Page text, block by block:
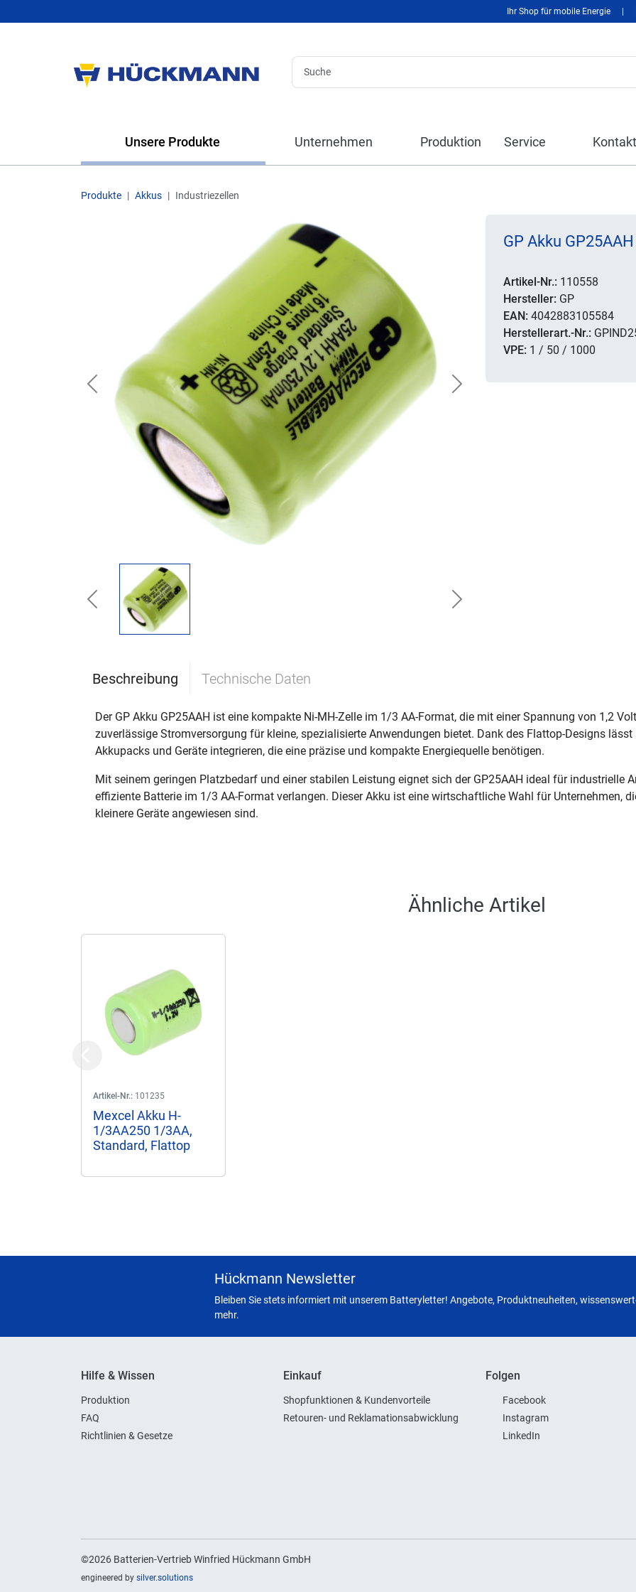
Ihr Shop für mobile Energie
Unsere Produkte Unternehmen Produktion Service Kontakt
Produkte Akkus Industriezellen
Previous Next
Previous Next
GP Akku
Artikel-Nr.: 110558
Hersteller: GP
EAN: 4042883105584
Herstellerart.-Nr.:
VPE: 1 / 50 / 1000
Beschreibung Technische Daten
Der GP Akku GP25AAH ist eine kompakte Ni-MH-Zelle im 1/3 AA-Format, die mit einer Spannung von 1,2
zuverlässige Stromversorgung für kleine, spezialisierte Anwendungen bietet. Dank des Flattop-Designs
Akkupacks und Geräte integrieren, die eine präzise und kompakte Energiequelle benötigen.
Mit seinem geringen Platzbedarf und einer stabilen Leistung eignet sich der GP25AAH ideal für industrielle
effiziente Batterie im 1/3 AA-Format verlangen. Dieser Akku ist eine wirtschaftliche Wahl für Unternehmen,
kleinere Geräte angewiesen sind.
Ähnliche Artikel
Artikel-Nr.: 101235
Mexcel Akku H-
1/3AA250 1/3AA,
Standard, Flattop
Hückmann Newsletter
Bleiben Sie stets informiert mit unserem Batteryletter! Angebote, Produktneuheiten,
mehr.
Hilfe & Wissen
Produktion
FAQ
Richtlinien & Gesetze
Einkauf
Shopfunktionen & Kundenvorteile
Retouren- und Reklamationsabwicklung
Folgen
Facebook
Instagram
LinkedIn
©2026 Batterien-Vertrieb Winfried Hückmann GmbH
engineered by silver.solutions